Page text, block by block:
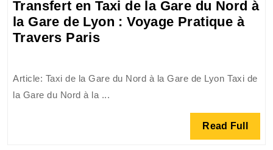
Transfert en Taxi de la Gare du Nord à
la Gare de Lyon : Voyage Pratique à
Travers ParisTransfert
de
la
Article: Taxi de la Gare du Nord à la Gare de Lyon Taxi de
la Gare du Nord à la ...
Read Full Read
Full